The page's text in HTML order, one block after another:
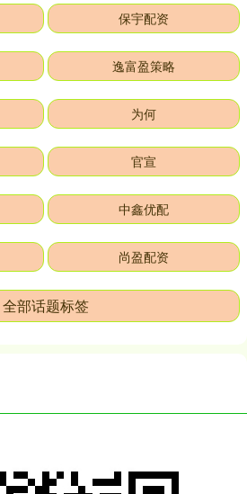
保宇配资
逸富盈策略
为何
官宣
中鑫优配
尚盈配资
全部话题标签